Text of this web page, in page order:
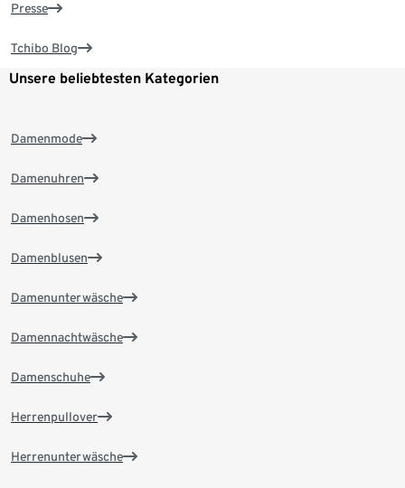
Presse
Tchibo Blog
Unsere beliebtesten Kategorien
Damenmode
Damenuhren
Damenhosen
Damenblusen
Damenunterwäsche
Damennachtwäsche
Damenschuhe
Herrenpullover
Herrenunterwäsche